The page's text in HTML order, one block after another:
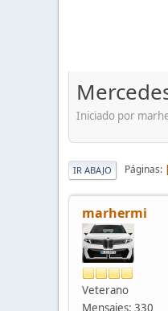
Iniciado por
IR ABAJO Páginas
marhermi
Veterano
Mensajes: 330